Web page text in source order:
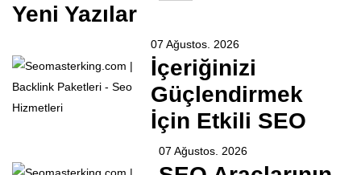
Yeni Yazılar
07 Ağustos. 2026
İçeriğinizi
Güçlendirmek
İçin Etkili SEO
07 Ağustos. 2026